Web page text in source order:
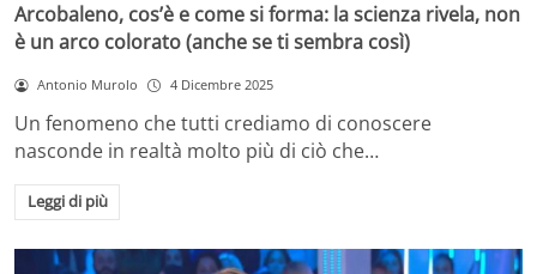
Arcobaleno, cos’è e come si forma: la scienza rivela, non
è un arco colorato (anche se ti sembra così)
Antonio Murolo 4 Dicembre 2025
Un fenomeno che tutti crediamo di conoscere
nasconde in realtà molto più di ciò che…
Leggi di più